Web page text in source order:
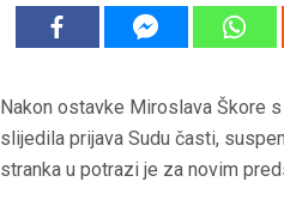
Nakon ostavke Miroslava Škore
slijedila prijava Sudu časti,
stranka u potrazi je za novim